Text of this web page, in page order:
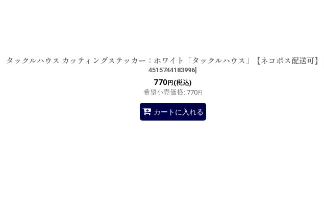
タックルハウス カッティングステッカー：ホワイト「タックルハウス」【ネコポス配送可】
4515744183996]
770 円(税込)
希望小売価格: 770円
カートに入れる